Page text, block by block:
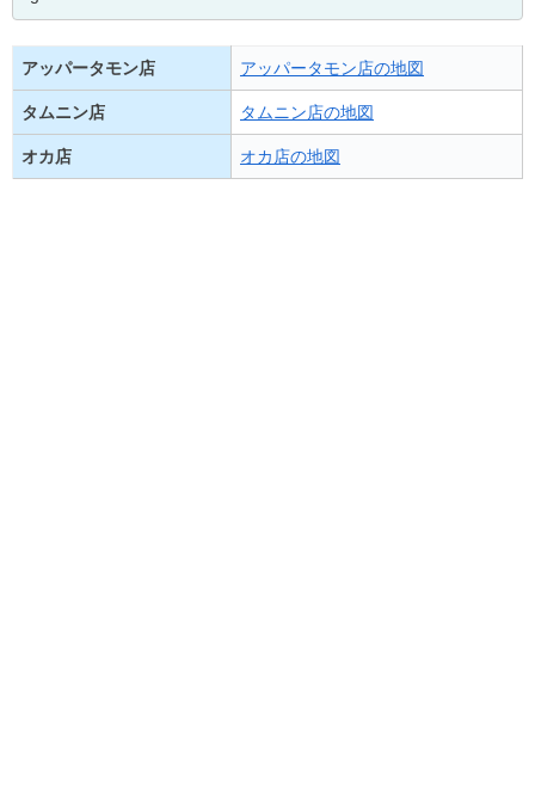
アッパータモン店 アッパータモン店の地図
タムニン店 タムニン店の地図
オカ店 オカ店の地図